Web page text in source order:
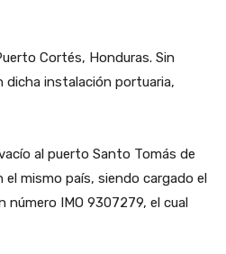
Cortés, Honduras. Sin
dicha instalación portuaria,
al puerto Santo Tomás de
mismo país, siendo cargado el
número IMO 9307279, el cual